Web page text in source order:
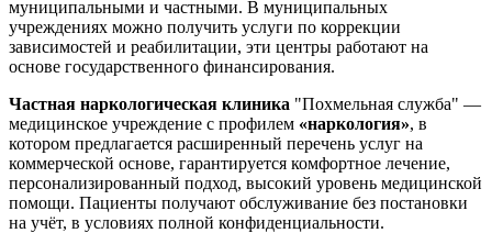
муниципальными и частными. В муниципальных
учреждениях можно получить услуги по коррекции
зависимостей и реабилитации, эти центры работают на
основе государственного финансирования.
Частная наркологическая клиника "Похмельная служба" —
медицинское учреждение с профилем «наркология», в
котором предлагается расширенный перечень услуг на
коммерческой основе, гарантируется комфортное лечение,
персонализированный подход, высокий уровень медицинской
помощи. Пациенты получают обслуживание без постановки
на учёт, в условиях полной конфиденциальности.